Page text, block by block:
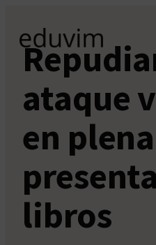
contenido
ataque
en plena
libros